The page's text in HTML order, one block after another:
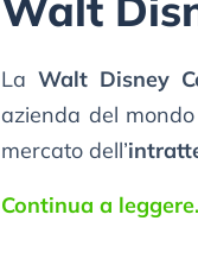
LaWalt Disney
azienda del
mercato dell’
Continua a